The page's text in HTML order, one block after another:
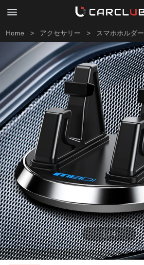
Home > アクセサリー > スマホホルダー
1 / 4